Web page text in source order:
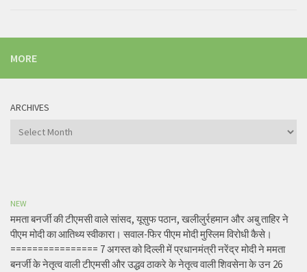
MORE
ARCHIVES
Archives
NEW
ममता बनर्जी की टीएमसी वाले सांसद, यूसुफ पठान, खलीलुर्रहमान और अबु ताहिर ने
पीएम मोदी का आतिथ्य स्वीकारा। सवाल-फिर पीएम मोदी मुस्लिम विरोधी कैसे।
================ 7 अगस्त को दिल्ली में प्रधानमंत्री नरेंद्र मोदी ने ममता
बनर्जी के नेतृत्व वाली टीएमसी और उद्धव ठाकरे के नेतृत्व वाली शिवसेना के उन 26